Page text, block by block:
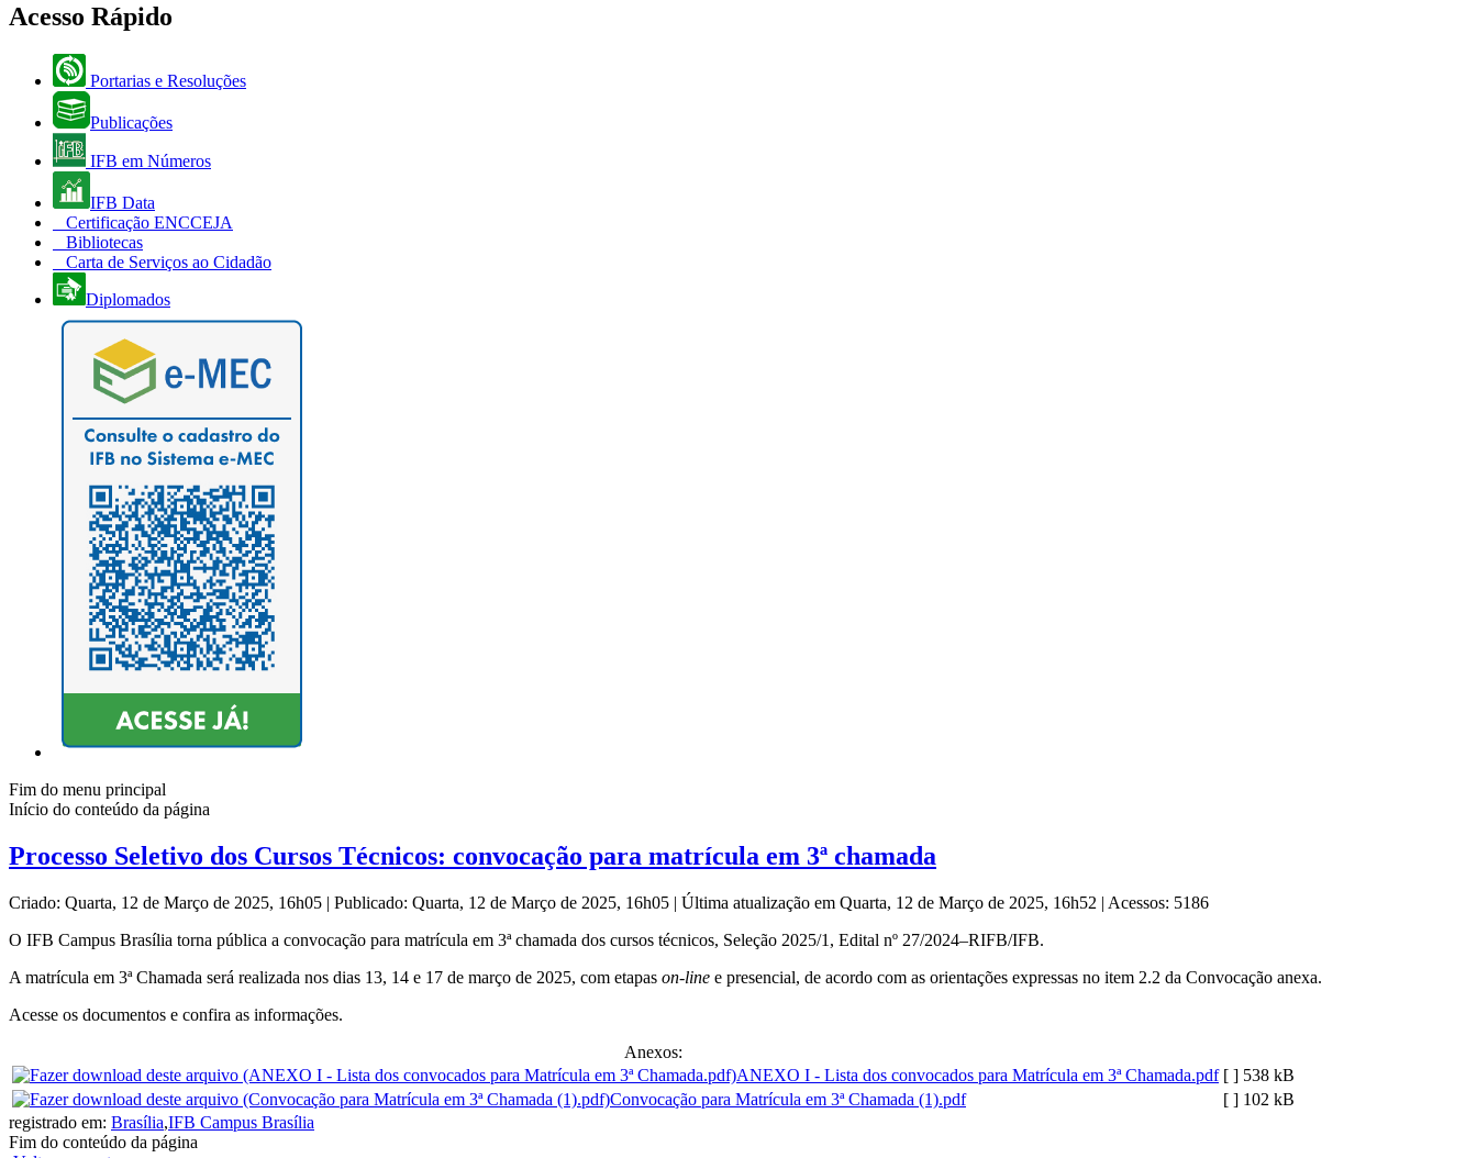
Acesso Rápido
Portarias e Resoluções
Publicações
IFB em Números
IFB Data
Certificação ENCCEJA
Bibliotecas
Carta de Serviços ao Cidadão
Diplomados
Fim do menu principal
Início do conteúdo da página
Processo Seletivo dos Cursos Técnicos: convocação para matrícula em 3ª chamada
Criado: Quarta, 12 de Março de 2025, 16h05 | Publicado: Quarta, 12 de Março de 2025, 16h05 | Última atualização em Quarta, 12 de Março de 2025, 16h52 | Acessos: 5186
O IFB Campus Brasília torna pública a convocação para matrícula em 3ª chamada dos cursos técnicos, Seleção 2025/1, Edital nº 27/2024–RIFB/IFB.
A matrícula em 3ª Chamada será realizada nos dias 13, 14 e 17 de março de 2025, com etapas on-line e presencial, de acordo com as orientações expressas no item 2.2 da Convocação anexa.
Acesse os documentos e confira as informações.
Anexos:
ANEXO I - Lista dos convocados para Matrícula em 3ª Chamada.pdf [ ] 538 kB
Convocação para Matrícula em 3ª Chamada (1).pdf
[ ] 102 kB
registrado em: Brasília,IFB Campus Brasília
Fim do conteúdo da página